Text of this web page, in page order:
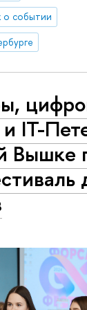
о событии
IT-
Вышке